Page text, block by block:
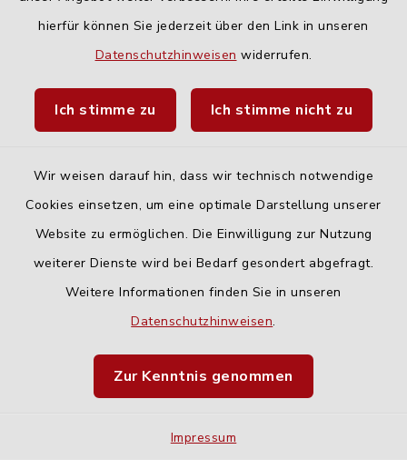
hierfür können Sie jederzeit über den Link in unseren
Datenschutzhinweisen widerrufen.
Ich stimme zu Ich stimme nicht zu
Wir weisen darauf hin, dass wir technisch notwendige
Cookies einsetzen, um eine optimale Darstellung unserer
Website zu ermöglichen. Die Einwilligung zur Nutzung
weiterer Dienste wird bei Bedarf gesondert abgefragt.
Weitere Informationen finden Sie in unseren
Datenschutzhinweisen.
Zur Kenntnis genommen
Impressum
Quicklinks
Fahrplanauskunft DING
Barrierefreiheit
Impressum
Sitemap